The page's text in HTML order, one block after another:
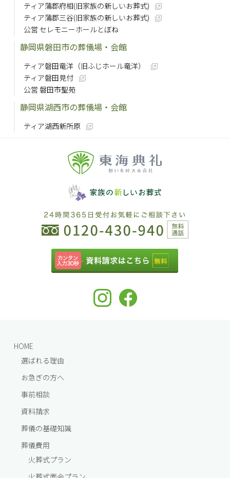
ティア蒲郡府相(旧家族の新しいお葬式)
ティア蒲郡三谷(旧家族の新しいお葬式)
公営 セレモニーホールとぼね
静岡県磐田市の葬儀場・会館
ティア磐田竜洋（旧ふじホール竜洋）
ティア磐田見付
公営 磐田市聖苑
静岡県湖西市の葬儀場・会館
ティア湖西新所原
HOME
選ばれる理由
お急ぎの方へ
事前相談
資料請求
葬儀の基礎知識
葬儀費用
火葬式プラン